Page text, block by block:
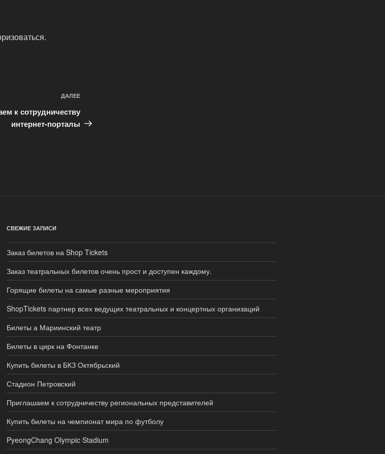
.
ДАЛЕЕ
к сотрудничеству
интернет-порталы
СВЕЖИЕ ЗАПИСИ
Заказ билетов на Shop Tickets
Заказ театральных билетов очень прост и доступен каждому.
Горящие билеты на самые разные мероприятия
ShopTickets партнер всех ведущих театральных и концертных организаций
Билеты а Мариинский театр
Билеты в цирк на Фонтанке
Купить билеты в БКЗ Октябрьский
Стадион Петровский
Приглашаем к сотрудничеству региональных представителей
Купить билеты на чемпионат мира по футболу
PyeongChang Olympic Stadium